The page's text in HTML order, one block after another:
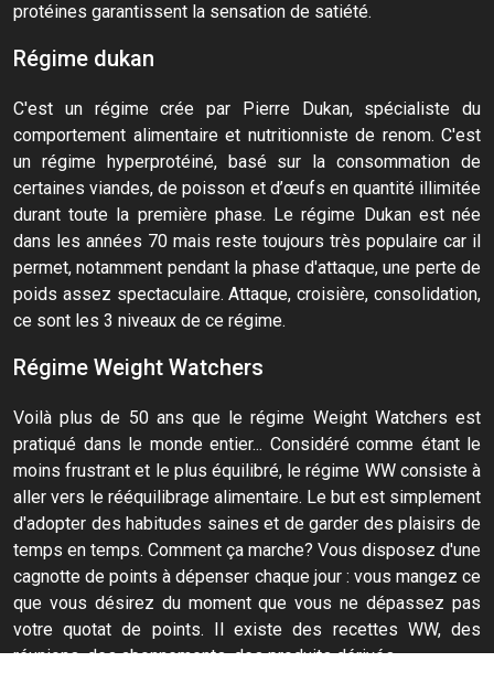
protéines garantissent la sensation de satiété.
Régime dukan
C'est un régime crée par Pierre Dukan, spécialiste du
comportement alimentaire et nutritionniste de renom. C'est
un régime hyperprotéiné, basé sur la consommation de
certaines viandes, de poisson et d’œufs en quantité illimitée
durant toute la première phase. Le régime Dukan est née
dans les années 70 mais reste toujours très populaire car il
permet, notamment pendant la phase d'attaque, une perte de
poids assez spectaculaire. Attaque, croisière, consolidation,
ce sont les 3 niveaux de ce régime.
Régime Weight Watchers
Voilà plus de 50 ans que le régime Weight Watchers est
pratiqué dans le monde entier... Considéré comme étant le
moins frustrant et le plus équilibré, le régime WW consiste à
aller vers le rééquilibrage alimentaire. Le but est simplement
d'adopter des habitudes saines et de garder des plaisirs de
temps en temps. Comment ça marche? Vous disposez d'une
cagnotte de points à dépenser chaque jour : vous mangez ce
que vous désirez du moment que vous ne dépassez pas
votre quotat de points. Il existe des recettes WW, des
réunions, des abonnements, des produits dérivés...